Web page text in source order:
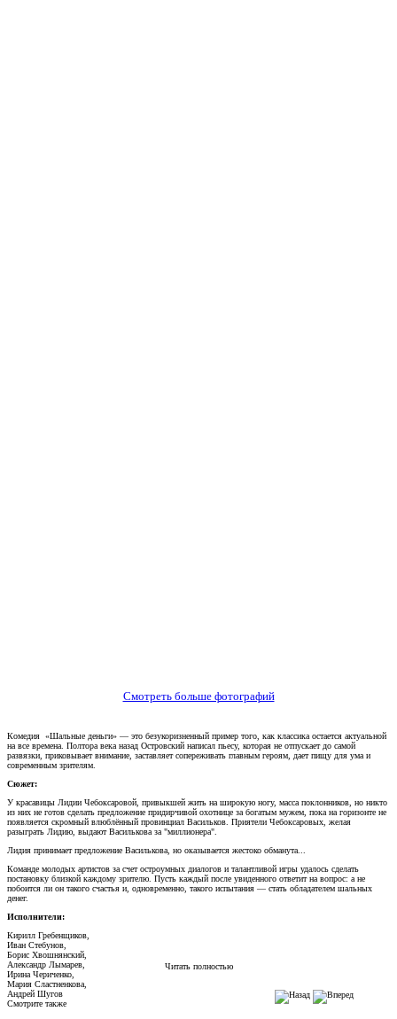
Смотреть больше фотографий
Комедия «Шальные деньги» — это безукоризненный пример того, как классика остается актуальной
на все времена. Полтора века назад Островский написал пьесу, которая не отпускает до самой
развязки, приковывает внимание, заставляет сопереживать главным героям, дает пищу для ума и
современным зрителям.
Сюжет:
У красавицы Лидии Чебоксаровой, привыкшей жить на широкую ногу, масса поклонников, но никто
из них не готов сделать предложение придирчивой охотнице за богатым мужем, пока на горизонте не
появляется скромный влюблённый провинциал Васильков. Приятели Чебоксаровых, желая
разыграть Лидию, выдают Василькова за "миллионера".
Лидия принимает предложение Василькова, но оказывается жестоко обманута...
Команде молодых артистов за счет остроумных диалогов и талантливой игры удалось сделать
постановку близкой каждому зрителю. Пусть каждый после увиденного ответит на вопрос: а не
побоится ли он такого счастья и, одновременно, такого испытания — стать обладателем шальных
денег.
Исполнители:
Кирилл Гребенщиков,
Иван Стебунов,
Борис Хвошнянский,
Александр Лымарев,
Ирина Чериченко,
Мария Сластненкова,
Андрей Шугов
Читать полностью
Смотрите также